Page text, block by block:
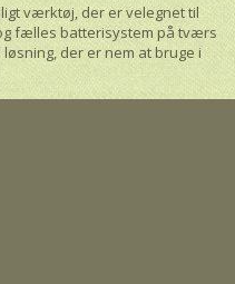
værktøj, der er velegnet til
fælles batterisystem på tværs
der er nem at bruge i